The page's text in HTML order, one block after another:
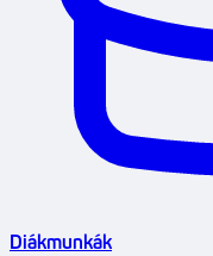
Diákmunkák